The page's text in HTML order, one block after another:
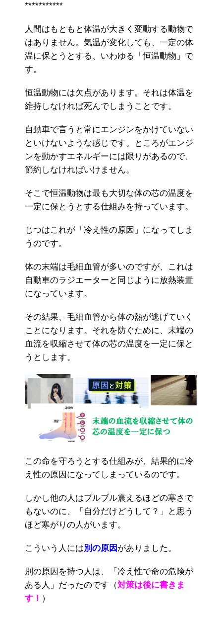
***********
人間はもともと体温が大きく変動する動物で
はありません。気温が変化しても、一定の体
温に保とうとする、いわゆる「恒温動物」で
す。
恒温動物には欠点があります。それは体温を
維持しなければ死んでしまうことです。
自動車で言うと常にエンジンをかけていない
といけないような感じです。ところがエンジ
ンを動かすエネルギーには限りがあるので、
節約しなければいけません。
そこで恒温動物は最も大切な体の芯の温度を
一定に保とうとする仕組みを持っています。
じつはこれが「冷え性の原因」になってしま
うのです。
体の末端は毛細血管が多いのですが、これは
自動車のラジエーターと同じように放熱装置
になっています。
その結果、毛細血管から体の熱が逃げていく
ことになります。それを防ぐために、末端の
血流を収縮させて体の芯の温度を一定に保と
うとします。
この命を守ろうとする仕組みが、結果的に冷
え性の原因になってしまっているのです。
しかし他の人はブルブル震えるほどの寒さで
もないのに、「自分だけどうして？」と思う
ほど寒がりの人がいます。
こういう人には別の原因 がありました。
別の原因を持つ人は、「冷え性で命の危険が
ある人」だったのです（対策は後に書きま
す！ ）